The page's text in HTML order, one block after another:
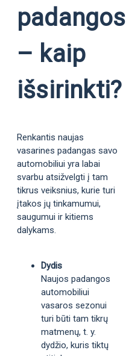
padangos
– kaip
išsirinkti?
Renkantis naujas
vasarines padangas savo
automobiliui yra labai
svarbu atsižvelgti į tam
tikrus veiksnius, kurie turi
įtakos jų tinkamumui,
saugumui ir kitiems
dalykams.
Dydis
Naujos padangos
automobiliui
vasaros sezonui
turi būti tam tikrų
matmenų, t. y.
dydžio, kuris tiktų